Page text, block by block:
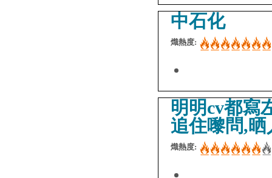
中石化
熾熱度:
明明cv都寫
追住嚟問,晒
熾熱度: